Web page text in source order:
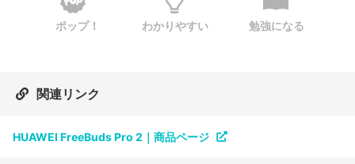
ポップ！ わかりやすい 勉強になる
関連リンク
HUAWEI FreeBuds Pro 2｜商品ページ